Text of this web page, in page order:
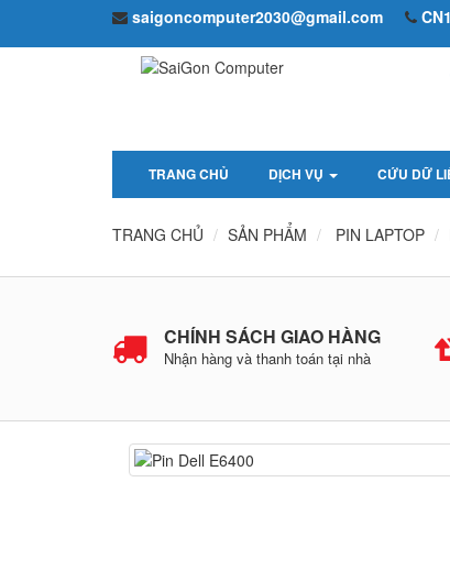
saigoncomputer2030@gmail.com
TRANG CHỦ DỊCH VỤ CỨU DỮ
TRANG CHỦ SẢN PHẨM PIN LAPTOP
CHÍNH SÁCH GIAO HÀNG
Nhận hàng và thanh toán tại nhà